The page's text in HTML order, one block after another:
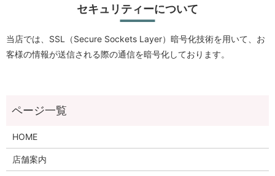
セキュリティーについて
当店では、SSL（Secure Sockets Layer）暗号化技術を用いて、お
客様の情報が送信される際の通信を暗号化しております。
HOME
店舗案内